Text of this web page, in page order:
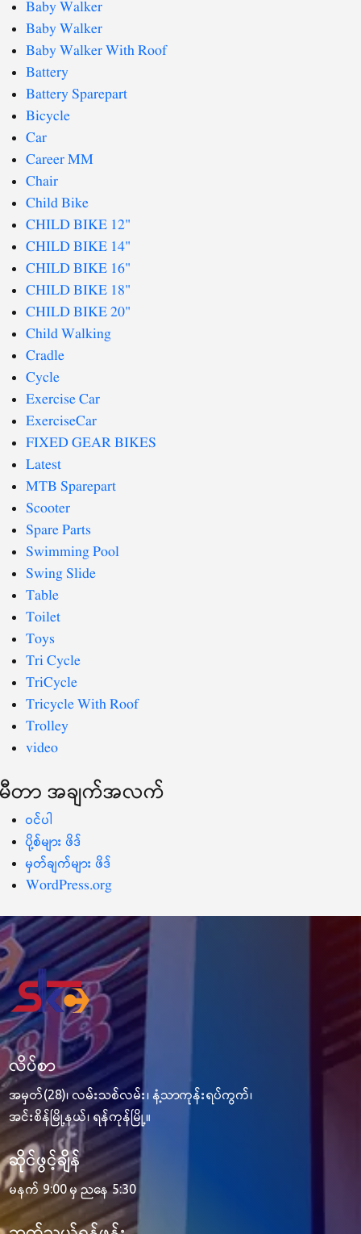
Baby Walker
Baby Walker
Baby Walker With Roof
Battery
Battery Sparepart
Bicycle
Car
Career MM
Chair
Child Bike
CHILD BIKE 12"
CHILD BIKE 14"
CHILD BIKE 16"
CHILD BIKE 18"
CHILD BIKE 20"
Child Walking
Cradle
Cycle
Exercise Car
ExerciseCar
FIXED GEAR BIKES
Latest
MTB Sparepart
Scooter
Spare Parts
Swimming Pool
Swing Slide
Table
Toilet
Toys
Tri Cycle
TriCycle
Tricycle With Roof
Trolley
video
မီတာ အချက်အလက်
ဝင်ပါ
ပို့စ်များ ဖိဒ်
မှတ်ချက်များ ဖိဒ်
WordPress.org
လိပ်စာ
အမှတ်(28)၊ လမ်းသစ်လမ်း၊ နံ့သာကုန်းရပ်ကွက်၊
အင်းစိန်မြို့နယ်၊ ရန်ကုန်မြို့။
ဆိုင်ဖွင့်ချိန်
မနက် 9:00 မှ ညနေ 5:30